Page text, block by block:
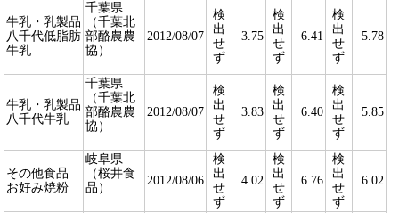
牛乳・乳製品
八千代低脂肪
牛乳
千葉県
（千葉北
部酪農農
協）
2012/08/07
検
出
せ
ず
3.75
検
出
せ
ず
6.41
検
出
せ
ず
5.78
牛乳・乳製品
八千代牛乳
千葉県
（千葉北
部酪農農
協）
2012/08/07
検
出
せ
ず
3.83
検
出
せ
ず
6.40
検
出
せ
ず
5.85
その他食品
お好み焼粉
岐阜県
（桜井食
品）
2012/08/06
検
出
せ
ず
4.02
検
出
せ
ず
6.76
検
出
せ
ず
6.02